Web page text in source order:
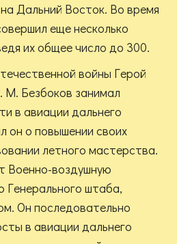
Дальний Восток. Во время
еще несколько
их общее число до 300.
войны Герой
Безбоков занимал
в авиации дальнего
он о повышении своих
летного мастерства.
Военно-воздушную
штаба,
Он последовательно
в авиации дальнего